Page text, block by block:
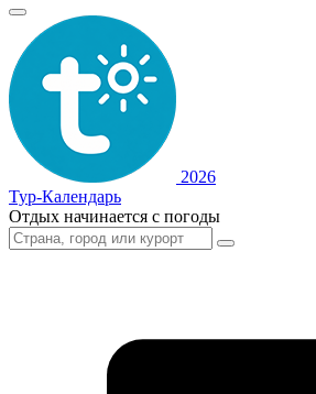
2026
Тур-Календарь
Отдых начинается с погоды